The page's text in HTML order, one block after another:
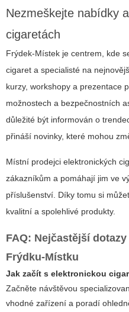
Nezmeškejte nabídky
cigaretách
Frýdek-Místek je centrem, kde
cigaret a specialisté na
kurzy, workshopy a prezentace
možnostech a bezpečnostních
důležité být informován o
přináší novinky, které mohou
Místní prodejci elektronických
zákazníkům a pomáhají jim ve
příslušenství. Díky tomu si
kvalitní a spolehlivé produkty.
FAQ: Nejčastější
Frýdku-Místku
Jak začít s elektronickou
Začněte návštěvou
vhodné zařízení a poradí